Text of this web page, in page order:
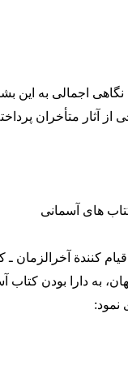
اجمالی به این
آثار متأخران
های آسمانی
کنندة آخرالزمان ـ
به دارا بودن کتاب
نمود: